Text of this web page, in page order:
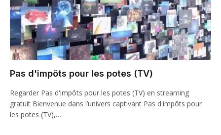
Pas d'impôts pour les potes (TV)
Regarder Pas d'impôts pour les potes (TV) en streaming
gratuit Bienvenue dans l’univers captivant Pas d'impôts pour
les potes (TV),…